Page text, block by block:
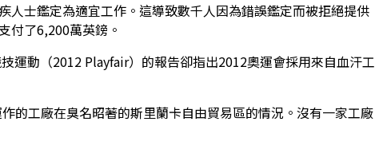
士鑑定為適宜工作。這導致數千人因為錯誤鑑定而被拒絕提供
付了6,200萬英鎊。
動（2012 Playfair）的報告卻指出2012奧運會採用來自血汗工
的工廠在臭名昭著的斯里蘭卡自由貿易區的情況。沒有一家工廠